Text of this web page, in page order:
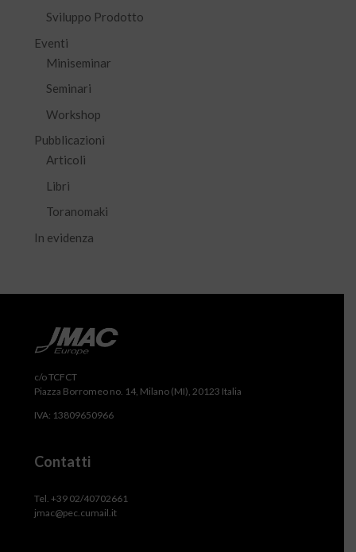
Sviluppo Prodotto
Eventi
Miniseminar
Seminari
Workshop
Pubblicazioni
Articoli
Libri
Toranomaki
In evidenza
c/o TCFCT
Piazza Borromeo no. 14, Milano (MI), 20123 Italia
IVA: 13809650966
Contatti
Tel. +39 02/40702661
jmac@pec.cumail.it